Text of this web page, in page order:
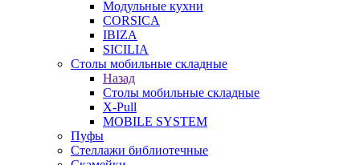
Модульные кухни
CORSICA
IBIZA
SICILIA
Столы мобильные складные
Назад
Столы мобильные складные
X-Pull
MOBILE SYSTEM
Пуфы
Стеллажи библиотечные